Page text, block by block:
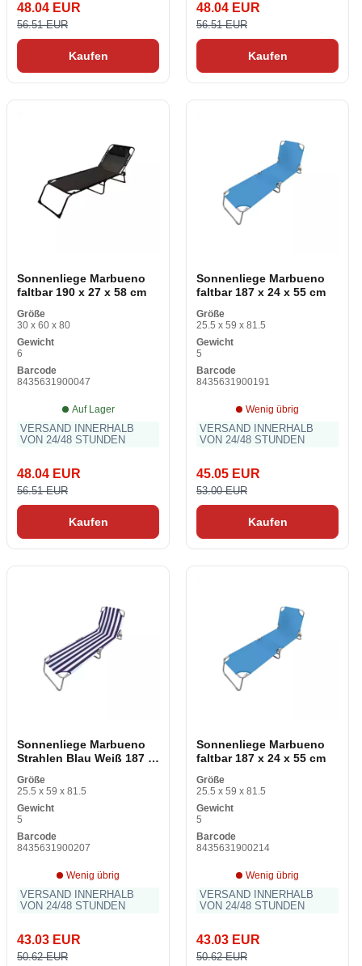
48.04 EUR
56.51 EUR
Kaufen
48.04 EUR
56.51 EUR
Kaufen
Sonnenliege Marbueno
faltbar 190 x 27 x 58 cm
Größe
30 x 60 x 80
Gewicht
6
Barcode
8435631900047
Auf Lager
VERSAND INNERHALB
VON 24/48 STUNDEN
48.04 EUR
56.51 EUR
Kaufen
Sonnenliege Marbueno
faltbar 187 x 24 x 55 cm
Größe
25.5 x 59 x 81.5
Gewicht
5
Barcode
8435631900191
Wenig übrig
VERSAND INNERHALB
VON 24/48 STUNDEN
45.05 EUR
53.00 EUR
Kaufen
Sonnenliege Marbueno
Strahlen Blau Weiß 187 x
Größe
25.5 x 59 x 81.5
Gewicht
5
Barcode
8435631900207
Wenig übrig
VERSAND INNERHALB
VON 24/48 STUNDEN
43.03 EUR
50.62 EUR
Sonnenliege Marbueno
faltbar 187 x 24 x 55 cm
Größe
25.5 x 59 x 81.5
Gewicht
5
Barcode
8435631900214
Wenig übrig
VERSAND INNERHALB
VON 24/48 STUNDEN
43.03 EUR
50.62 EUR